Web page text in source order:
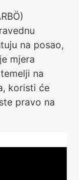
na posao,
mjera
na
koristi će
pravo na